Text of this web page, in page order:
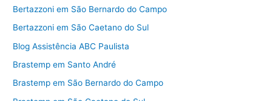
Bertazzoni em São Bernardo do Campo
Bertazzoni em São Caetano do Sul
Blog Assistência ABC Paulista
Brastemp em Santo André
Brastemp em São Bernardo do Campo